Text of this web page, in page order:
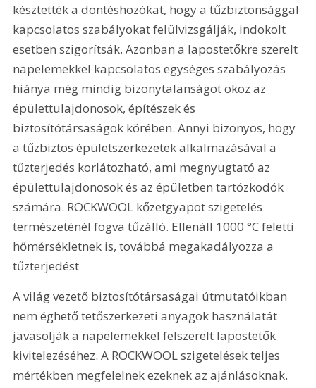
késztették a döntéshozókat, hogy a tűzbiztonsággal
kapcsolatos szabályokat felülvizsgálják, indokolt
esetben szigorítsák. Azonban a lapostetőkre szerelt
napelemekkel kapcsolatos egységes szabályozás
hiánya még mindig bizonytalanságot okoz az
épülettulajdonosok, építészek és
biztosítótársaságok körében. Annyi bizonyos, hogy
a tűzbiztos épületszerkezetek alkalmazásával a
tűzterjedés korlátozható, ami megnyugtató az
épülettulajdonosok és az épületben tartózkodók
számára. ROCKWOOL kőzetgyapot szigetelés
természeténél fogva tűzálló. Ellenáll 1000 °C feletti
hőmérsékletnek is, továbbá megakadályozza a
tűzterjedést
A világ vezető biztosítótársaságai útmutatóikban
nem éghető tetőszerkezeti anyagok használatát
javasolják a napelemekkel felszerelt lapostetők
kivitelezéséhez. A ROCKWOOL szigetelések teljes
mértékben megfelelnek ezeknek az ajánlásoknak.